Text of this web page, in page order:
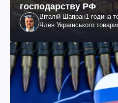
господарству РФ
Віталій Шапран1 година
Член Українського